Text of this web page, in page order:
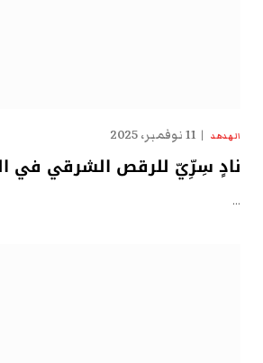
الهدهد 11 نوفمبر، 2025
نادٍ سِرِّيّ للرقص الشرقي في
…